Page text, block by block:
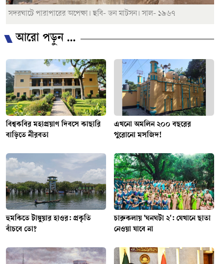
সদরঘাটে পারাপারের অপেক্ষা। ছবি- ডন মাটসন। সাল- ১৯৬৭
আরো পড়ুন ...
বিশ্বকবির মহাপ্রয়াণ দিবসে কাছারি
বাড়িতে নীরবতা
এখনো অমলিন ২০০ বছরের
পুরোনো মসজিদ!
হুমকিতে টাঙ্গুয়ার হাওর: প্রকৃতি
বাঁচবে তো?
চারুকলায় 'ঘনঘটা ২': যেখানে ছাতা
নেওয়া যাবে না